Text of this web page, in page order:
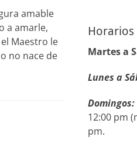
amable
a amarle,
Maestro le
no nace de
Horarios
Martes a
Lunes a
Domingos:
12:00 pm
pm.